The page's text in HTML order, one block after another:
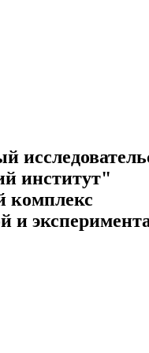
институт"
комплекс
и